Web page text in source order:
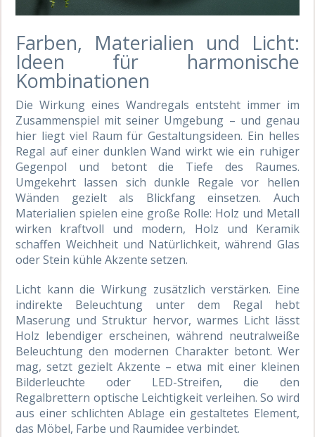
Farben, Materialien und Licht:
Ideen für harmonische
Kombinationen
Die Wirkung eines Wandregals entsteht immer im
Zusammenspiel mit seiner Umgebung – und genau
hier liegt viel Raum für Gestaltungsideen. Ein helles
Regal auf einer dunklen Wand wirkt wie ein ruhiger
Gegenpol und betont die Tiefe des Raumes.
Umgekehrt lassen sich dunkle Regale vor hellen
Wänden gezielt als Blickfang einsetzen. Auch
Materialien spielen eine große Rolle: Holz und Metall
wirken kraftvoll und modern, Holz und Keramik
schaffen Weichheit und Natürlichkeit, während Glas
oder Stein kühle Akzente setzen.
Licht kann die Wirkung zusätzlich verstärken. Eine
indirekte Beleuchtung unter dem Regal hebt
Maserung und Struktur hervor, warmes Licht lässt
Holz lebendiger erscheinen, während neutralweiße
Beleuchtung den modernen Charakter betont. Wer
mag, setzt gezielt Akzente – etwa mit einer kleinen
Bilderleuchte oder LED-Streifen, die den
Regalbrettern optische Leichtigkeit verleihen. So wird
aus einer schlichten Ablage ein gestaltetes Element,
das Möbel, Farbe und Raumidee verbindet.